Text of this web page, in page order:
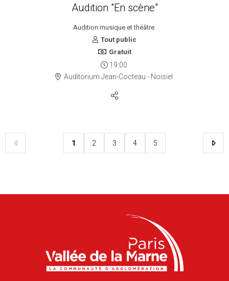
Audition "En scène"
Audition musique et théâtre.
Tout public
Gratuit
19:00
Auditorium Jean-Cocteau - Noisiel
1 2 3 4 5